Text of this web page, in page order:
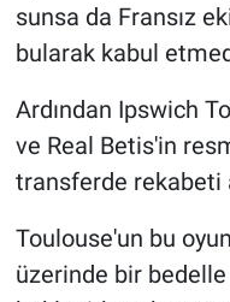
sunsa da Fransız
bularak kabul
Ardından Ipswich
ve Real Betis'in
transferde rekabeti
Toulouse'un bu
üzerinde bir